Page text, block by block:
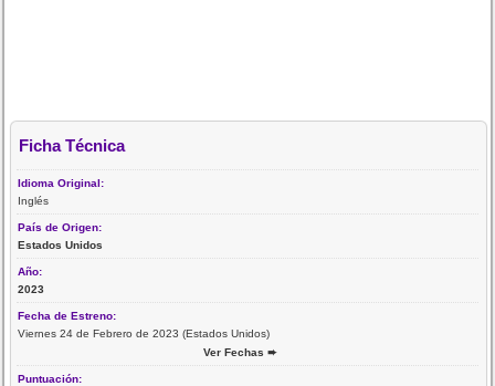
Ficha Técnica
Idioma Original:
Inglés
País de Origen:
Estados Unidos
Año:
2023
Fecha de Estreno:
Viernes 24 de Febrero de 2023 (Estados Unidos)
Ver Fechas ➨
Puntuación: